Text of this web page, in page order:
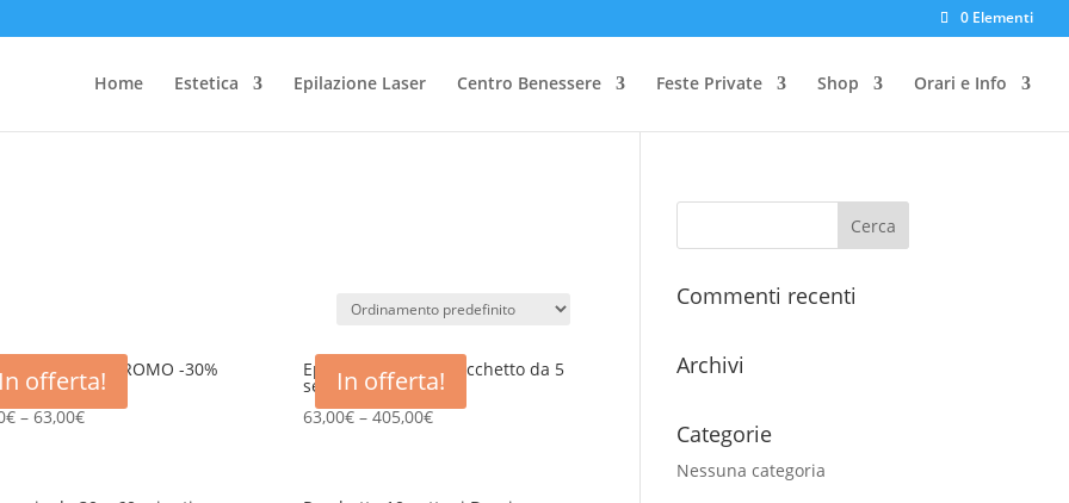
0 Elementi
Home Estetica Epilazione Laser Centro Benessere Feste Private Shop Orari e Info
In offerta!
Laser – PROMO -30%
1° SEDUTA
€–63,00€
In offerta!
Epilazione Laser · Pacchetto da 5
sedute
63,00€–405,00€
Commenti recenti
Archivi
Categorie
Nessuna categoria